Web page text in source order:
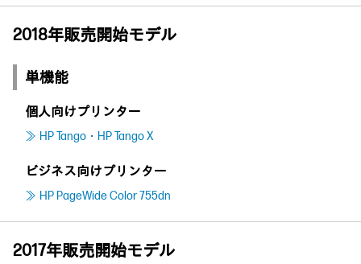
2018年販売開始モデル
単機能
個人向けプリンター
HP Tango・HP Tango X
ビジネス向けプリンター
HP PageWide Color 755dn
2017年販売開始モデル